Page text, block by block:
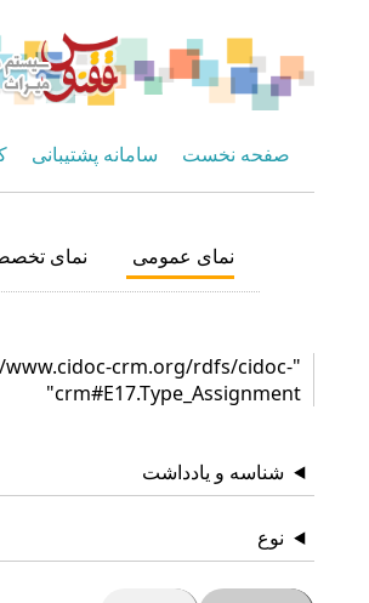
صفحه نخست سامانه پشتیبانی
نمای عمومی نمای
www.cidoc-crm.org/rdfs/cidoc-
crm#E17.Type_Assignment"
شناسه و یادداشت
نوع